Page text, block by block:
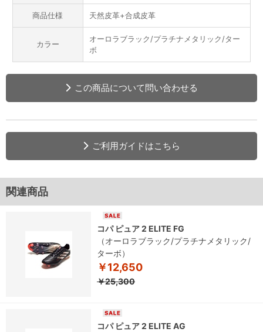
商品仕様 天然皮革+合成皮革
カラー
オーロラブラック/プラチナメタリック/ター
ボ
この商品について問い合わせる
ご利用ガイドはこちら
関連商品
コパ ピュア 2 ELITE FG
（オーロラブラック/プラチナメタリック/
ターボ）
￥12,650
￥25,300
コパ ピュア 2 ELITE AG